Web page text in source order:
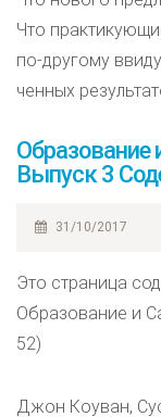
Что
по-другому
ченных
Образование
Выпуск 3
31/10/2017
Это страница
Образование и
52)
Джон Коуван,